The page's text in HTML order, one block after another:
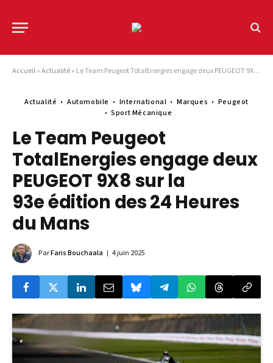
Accueil»Actualité» Le Team Peugeot TotalEnergies engage deux PEUGEOT 9X8 sur la 93e édition des 24 Heures du Mans
Actualité Automobile International Marques
Peugeot
Sport Mécanique
Le Team Peugeot
TotalEnergies engage deux
PEUGEOT 9X8 sur la
93e édition des 24 Heures
du Mans
ParFaris Bouchaala 4 juin 2025